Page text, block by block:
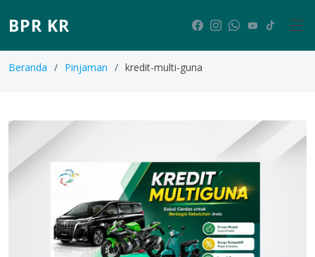
BPR KR
Beranda Pinjaman kredit-multi-guna